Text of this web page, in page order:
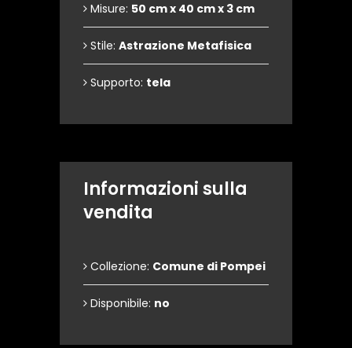
Misure: 50 cm x 40 cm x 3 cm
Stile: Astrazione Metafisica
Supporto: tela
Informazioni sulla
vendita
Collezione: Comune di Pompei
Disponibile: no